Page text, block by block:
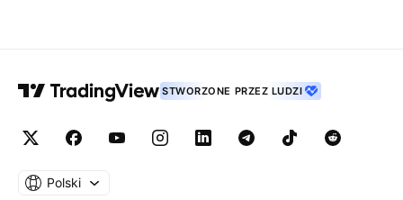
STWORZONE PRZEZ LUDZI
Polski